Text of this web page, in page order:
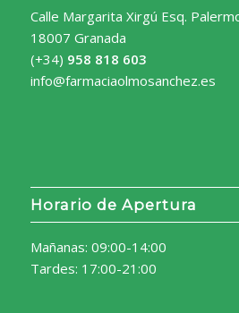
Calle Margarita Xirgú Esq.
18007 Granada
(+34) 958 818 603
info@farmaciaolmosanchez.es
Horario de Apertura
Mañanas: 09:00-14:00
Tardes: 17:00-21:00